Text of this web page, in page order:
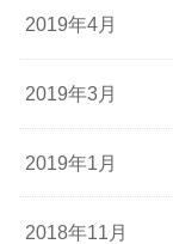
2019年4月
2019年3月
2019年1月
2018年11月